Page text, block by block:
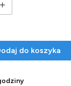
do koszyka